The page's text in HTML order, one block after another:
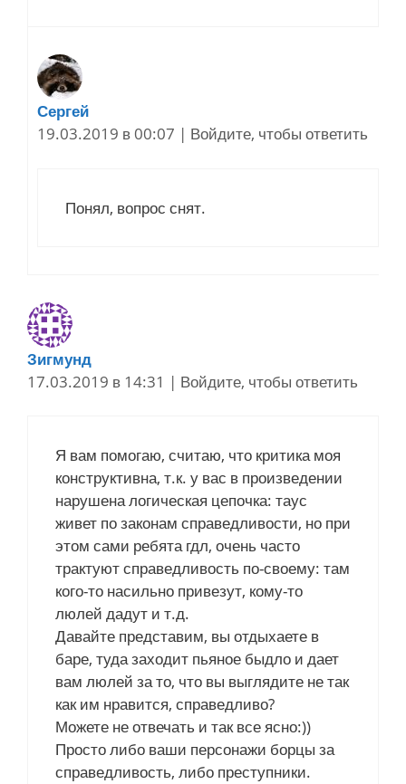
Сергей
19.03.2019 в 00:07 | Войдите, чтобы ответить
Понял, вопрос снят.
Зигмунд
17.03.2019 в 14:31 | Войдите, чтобы ответить
Я вам помогаю, считаю, что критика моя
конструктивна, т.к. у вас в произведении
нарушена логическая цепочка: таус
живет по законам справедливости, но при
этом сами ребята гдл, очень часто
трактуют справедливость по-своему: там
кого-то насильно привезут, кому-то
люлей дадут и т.д.
Давайте представим, вы отдыхаете в
баре, туда заходит пьяное быдло и дает
вам люлей за то, что вы выглядите не так
как им нравится, справедливо?
Можете не отвечать и так все ясно:))
Просто либо ваши персонажи борцы за
справедливость, либо преступники.